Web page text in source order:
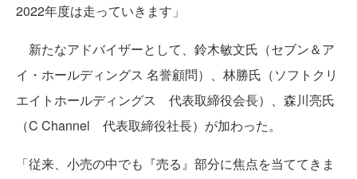
2022年度は走っていきます」
新たなアドバイザーとして、鈴木敏文氏（セブン＆ア
イ・ホールディングス 名誉顧問）、林勝氏（ソフトクリ
エイトホールディングス 代表取締役会長）、森川亮氏
（C Channel 代表取締役社長）が加わった。
「従来、小売の中でも『売る』部分に焦点を当ててきま